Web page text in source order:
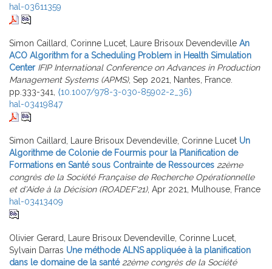
hal-03611359
Simon Caillard, Corinne Lucet, Laure Brisoux Devendeville An
ACO Algorithm for a Scheduling Problem in Health Simulation
Center IFIP International Conference on Advances in Production
Management Systems (APMS), Sep 2021, Nantes, France.
pp.333-341, ⟨10.1007/978-3-030-85902-2_36⟩
hal-03419847
Simon Caillard, Laure Brisoux Devendeville, Corinne Lucet Un
Algorithme de Colonie de Fourmis pour la Planification de
Formations en Santé sous Contrainte de Ressources 22ème
congrès de la Société Française de Recherche Opérationnelle
et d'Aide à la Décision (ROADEF'21), Apr 2021, Mulhouse, France
hal-03413409
Olivier Gerard, Laure Brisoux Devendeville, Corinne Lucet,
Sylvain Darras Une méthode ALNS appliquée à la planification
dans le domaine de la santé 22ème congrès de la Société